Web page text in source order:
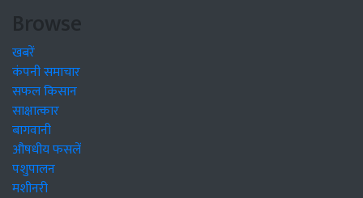
Browse
खबरें
कंपनी समाचार
सफल किसान
साक्षात्कार
बागवानी
औषधीय फसलें
पशुपालन
मशीनरी